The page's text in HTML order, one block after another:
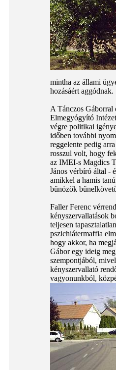
mintha az állami
hozásáért aggódnak.
A Tánczos Gáborral
Elmegyógyító
végre politikai
időben további
reggelente pedig
rosszul volt, hogy
az IMEI-s Magdics
János vérbíró által -
amikkel a hamis
bűnözők
Faller Ferenc
kényszervallatások
teljesen
pszichiátermaffia
hogy akkor, ha
Gábor egy ideig
szempontjából,
kényszervallató
vagyonunkból,